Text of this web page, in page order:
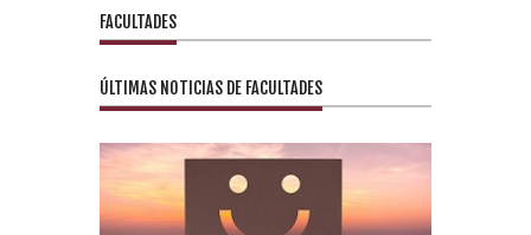
FACULTADES
ÚLTIMAS NOTICIAS DE FACULTADES